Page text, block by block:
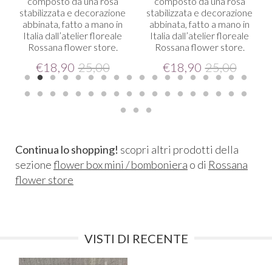
stabilizzata e decorazione
abbinata, fatto a mano in
Italia dall’atelier floreale
Rossana flower store.
€18,90 25,00
stabilizzata e decorazione
abbinata, fatto a mano in
Italia dall’atelier floreale
Rossana flower store.
€18,90 25,00
Continua lo shopping! scopri altri prodotti della
sezioneflower box mini / bomboniera o di Rossana
flower store
VISTI DI RECENTE